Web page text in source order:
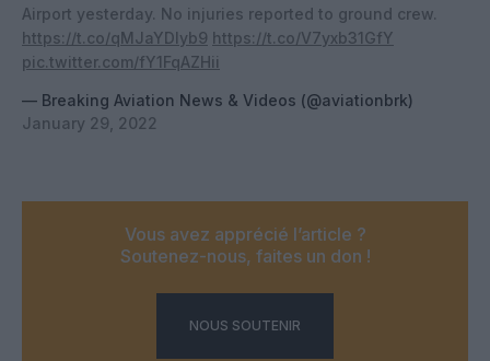
Airport yesterday. No injuries reported to ground crew.
https://t.co/qMJaYDIyb9 https://t.co/V7yxb31GfY
pic.twitter.com/fY1FqAZHii
— Breaking Aviation News & Videos (@aviationbrk)
January 29, 2022
Vous avez apprécié l’article ?
Soutenez-nous, faites un don !
NOUS SOUTENIR